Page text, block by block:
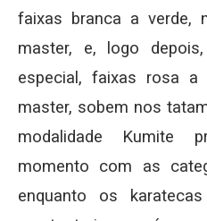
faixas branca a verde,
master, e, logo
especial, faixas rosa a
master, sobem nos
modalidade Kumite
momento com as
enquanto os